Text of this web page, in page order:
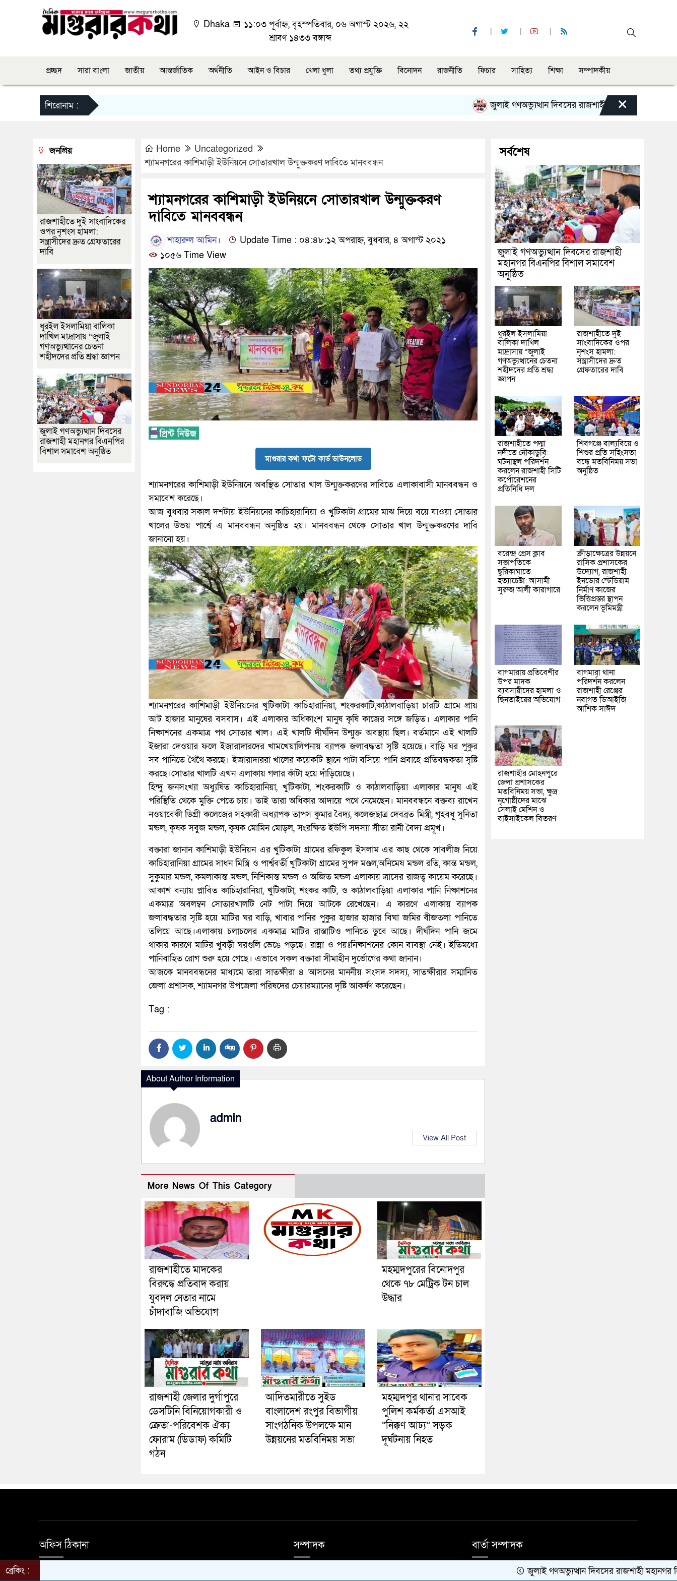
Dhaka
১১:০৩ পূর্বাহ্ন, বৃহস্পতিবার, ০৬ অগাস্ট ২০২৬, ২২
শ্রাবণ ১৪৩৩ বঙ্গাব্দ
প্রচ্ছদ সারা বাংলা জাতীয় আন্তর্জাতিক অর্থনীতি আইন ও বিচার খেলা ধুলা তথ্য প্রযুক্তি বিনোদন রাজনীতি ফিচার সাহিত্য শিক্ষা সম্পাদকীয়
শিরোনাম : জুলাই গণঅভ্যুত্থান দিবসের রাজশাহী মহানগর বিএনপির বিশাল
×
Home
Uncategorized
শ্যামনগরের কাশিমাড়ী ইউনিয়নে সোতারখাল উন্মুক্তকরণ দাবিতে মানববন্ধন
শ্যামনগরের কাশিমাড়ী ইউনিয়নে সোতারখাল উন্মুক্তকরণ
দাবিতে মানববন্ধন
শাহারুল আমিন।
Update Time : ০৪:৪৮:১২ অপরাহ্ন, বুধবার, ৪ অগাস্ট ২০২১
১০৫৬ Time View
মাগুরার কথা ফটো কার্ড ডাউনলোড
শ্যামনগরের কাশিমাড়ী ইউনিয়নে অবস্থিত সোতার খাল উন্মুক্তকরণের দাবিতে এলাকাবাসী মানববন্ধন ও
সমাবেশ করেছে।
আজ বুধবার সকাল দশটায় ইউনিয়নের কাচিহারানিয়া ও খুটিকাটা গ্রামের মাঝ দিয়ে বয়ে যাওয়া সোতার
খালের উভয় পার্শ্বে এ মানববন্ধন অনুষ্ঠিত হয়। মানববন্ধন থেকে সোতার খাল উন্মুক্তকরণের দাবি
জানানো হয়।
শ্যামনগরের কাশিমাড়ী ইউনিয়নের খুটিকাটা কাচিহারানিয়া, শংকরকাটি,কাঠালবাড়িয়া চারটি গ্রামে প্রায়
আট হাজার মানুষের বসবাস। এই এলাকার অধিকাংশ মানুষ কৃষি কাজের সঙ্গে জড়িত। এলাকার পানি
নিষ্কাশনের একমাত্র পথ সোতার খাল। এই খালটি দীর্ঘদিন উন্মুক্ত অবস্থায় ছিল। বর্তমানে এই খালটি
ইজারা দেওয়ার ফলে ইজারাদারদের খামখেয়ালিপনায় ব্যাপক জলাবদ্ধতা সৃষ্টি হয়েছে। বাড়ি ঘর পুকুর
সব পানিতে থৈথৈ করছে। ইজারাদাররা খালের কয়েকটি স্থানে পাটা বসিয়ে পানি প্রবাহে প্রতিবন্ধকতা সৃষ্টি
করছে।সোতার খালটি এখন এলাকায় গলার কাঁটা হয়ে দাঁড়িয়েছে।
হিন্দু জনসংখ্যা অধ্যুষিত কাচিহারানিয়া, খুটিকাটা, শংকরকাটি ও কাঠালবাড়িয়া এলাকার মানুষ এই
পরিস্থিতি থেকে মুক্তি পেতে চায়। তাই তারা অধিকার আদায়ে পথে নেমেছেন। মানববন্ধনে বক্তব্য রাখেন
নওয়াবেকী ডিগ্রী কলেজের সহকারী অধ্যাপক তাপস কুমার বৈদ্য, কলেজছাত্র দেবব্রত মিস্ত্রী, গৃহবধূ সুনিতা
মন্ডল, কৃষক সবুজ মন্ডল, কৃষক মোমিন মোড়ল, সংরক্ষিত ইউপি সদস্যা সীতা রানী বৈদ্য প্রমূখ।
বক্তারা জানান কাশিমাড়ী ইউনিয়ন এর খুটিকাটা গ্রামের রফিকুল ইসলাম এর কাছ থেকে সাবলীজ নিয়ে
কাচিহারানিয়া গ্রামের সাধন মিস্ত্রি ও পার্শ্ববর্তী খুটিকাটা গ্রামের সুপদ মণ্ডল,অনিমেষ মন্ডল রতি, কান্ত মন্ডল,
সুকুমার মন্ডল, কমলাকান্ত মন্ডল, নিশিকান্ত মন্ডল ও অজিত মন্ডল এলাকায় ত্রাসের রাজত্ব কায়েম করেছে।
আকাশ বন্যায় প্লাবিত কাচিহারানিয়া, খুটিকাটা, শংকর কাটি, ও কাঠালবাড়িয়া এলাকার পানি নিষ্কাশনের
একমাত্র অবলম্বন সোতারখালটি নেট পাটা দিয়ে আটকে রেখেছেন। এ কারণে এলাকায় ব্যাপক
জলাবদ্ধতার সৃষ্টি হয়ে মাটির ঘর বাড়ি, খাবার পানির পুকুর হাজার হাজার বিঘা জমির বীজতলা পানিতে
তলিয়ে আছে।এলাকায় চলাচলের একমাত্র মাটির রাস্তাটিও পানিতে ডুবে আছে। দীর্ঘদিন পানি জমে
থাকার কারণে মাটির খুবড়ী ঘরগুলি ভেঙে পড়ছে। রান্না ও পয়ঃনিষ্কাশনের কোন ব্যবস্থা নেই। ইতিমধ্যে
পানিবাহিত রোগ শুরু হয়ে গেছে। এভাবে সকল বক্তারা সীমাহীন দুর্ভোগের কথা জানান।
আজকে মানববন্ধনের মাধ্যমে তারা সাতক্ষীরা ৪ আসনের মাননীয় সংসদ সদস্য, সাতক্ষীরার সম্মানিত
জেলা প্রশাসক, শ্যামনগর উপজেলা পরিষদের চেয়ারম্যানের দৃষ্টি আকর্ষণ করেছেন।
Tag :
About Author Information
admin
View All Post
More News Of This Category
রাজশাহীতে মাদকের
বিরুদ্ধে প্রতিবাদ করায়
যুবদল নেতার নামে
চাঁদাবাজি অভিযোগ
মহম্মদপুরের বিনোদপুর
থেকে ৭৮ মেট্রিক টন চাল
উদ্ধার
রাজশাহী জেলার দুর্গাপুরে
ডেসটিনি বিনিয়োগকারী ও
ক্রেতা-পরিবেশক ঐক্য
ফোরাম (ডিডাফ) কমিটি
গঠন
আদিতমারীতে সুইড
বাংলাদেশ রংপুর বিভাগীয়
সাংগঠনিক উপলক্ষে মান
উন্নয়নের মতবিনিময় সভা
মহম্মদপুর থানার সাবেক
পুলিশ কর্মকর্তা এসআই
“নিক্কণ আঢ্য” সড়ক
দূর্ঘটনায় নিহত
জনপ্রিয়
রাজশাহীতে দুই সাংবাদিকের
ওপর নৃশংস হামলা:
সন্ত্রাসীদের দ্রুত গ্রেফতারের
দাবি
ধুরইল ইসলামিয়া বালিকা
দাখিল মাদ্রাসায় “জুলাই
গণঅভ্যুত্থানের চেতনা
শহীদদের প্রতি শ্রদ্ধা জ্ঞাপন
জুলাই গণঅভ্যুত্থান দিবসের
রাজশাহী মহানগর বিএনপির
বিশাল সমাবেশ অনুষ্ঠিত
সর্বশেষ
জুলাই গণঅভ্যুত্থান দিবসের রাজশাহী
মহানগর বিএনপির বিশাল সমাবেশ
অনুষ্ঠিত
ধুরইল ইসলামিয়া
বালিকা দাখিল
মাদ্রাসায় “জুলাই
গণঅভ্যুত্থানের চেতনা
শহীদদের প্রতি শ্রদ্ধা
জ্ঞাপন
রাজশাহীতে দুই
সাংবাদিকের ওপর
নৃশংস হামলা:
সন্ত্রাসীদের দ্রুত
গ্রেফতারের দাবি
রাজশাহীতে পদ্মা
নদীতে নৌকাডুবি:
ঘটনাস্থল পরিদর্শন
করলেন রাজশাহী সিটি
কর্পোরেশনের
প্রতিনিধি দল
শিবগঞ্জে বাল্যবিয়ে ও
শিশুর প্রতি সহিংসতা
বন্ধে মতবিনিময় সভা
অনুষ্ঠিত
বরেন্দ্র প্রেস ক্লাব
সভাপতিকে
ছুরিকাঘাতে
হত্যাচেষ্টা: আসামী
সুরুজ আলী কারাগারে
ক্রীড়াক্ষেত্রের উন্নয়নে
রাসিক প্রশাসকের
উদ্যোগ, রাজশাহী
ইনডোর স্টেডিয়াম
নির্মাণ কাজের
ভিত্তিপ্রস্তর স্থাপন
করলেন ভূমিমন্ত্রী
বাগমারায় প্রতিবেশীর
উপর মাদক
ব্যবসায়ীদের হামলা ও
ছিনতাইয়ের অভিযোগ
বাগমারা থানা
পরিদর্শন করলেন
রাজশাহী রেঞ্জের
নবাগত ডিআইজি
আশিক সাঈদ
রাজশাহীর মোহনপুরে
জেলা প্রশাসকের
মতবিনিময় সভা, ক্ষুদ্র
নৃগোষ্ঠীদের মাঝে
সেলাই মেশিন ও
বাইসাইকেল বিতরণ
অফিস ঠিকানা সম্পাদক বার্তা সম্পাদক
মোঃ জাহিদুল ইসলাম।
ব্রেকিং : জুলাই গণঅভ্যুত্থান দিবসের রাজশাহী মহানগর